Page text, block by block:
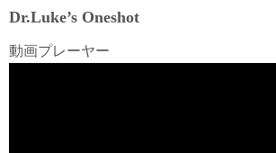
Dr.Luke’s Oneshot
動画プレーヤー